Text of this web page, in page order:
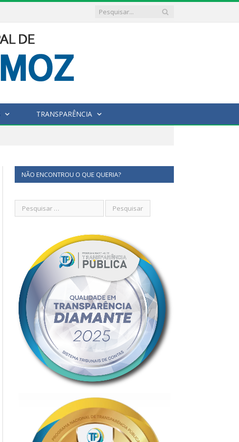
TRANSPARÊNCIA
NÃO ENCONTROU O QUE QUERIA?